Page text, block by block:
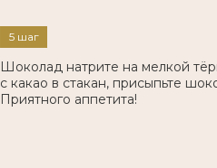
Шоколад натрите на мелкой
с какао в стакан, присыпьте
Приятного аппетита!
5 шаг